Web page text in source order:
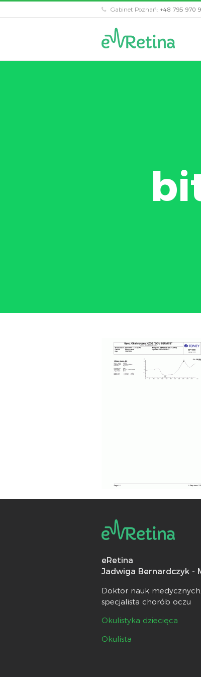
Gabinet Poznań: +48 795 970
eRetina
Jadwiga Bernardczyk -
Doktor nauk medycznych,
specjalista chorób oczu
Okulistyka dziecięca
Okulista